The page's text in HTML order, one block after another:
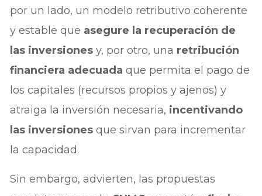
por un lado, un modelo retributivo coherente
y estable que asegure la recuperación de
las inversiones y, por otro, una retribución
financiera adecuadaque permita el pago de
los capitales (recursos propios y ajenos) y
atraiga la inversión necesaria, incentivando
las inversionesque sirvan para incrementar
la capacidad.
Sin embargo, advierten, las propuestas